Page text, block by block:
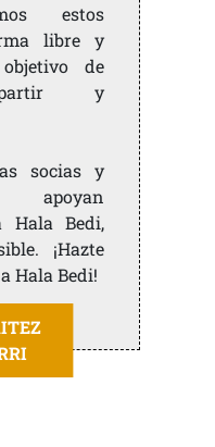
estos
libre y
de
y
socias y
Hala Bedi,
¡Hazte
Hala Bedi!